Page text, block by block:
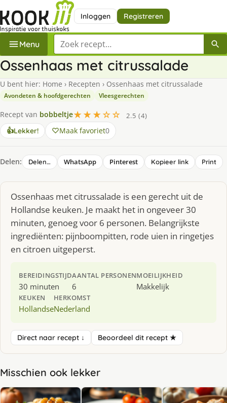
Inloggen Registreren
Menu Zoek een recept
Ossenhaas met citrussalade
U bent hier: Home › Recepten › Ossenhaas met citrussalade
Avondeten & hoofdgerechten Vleesgerechten
Recept van bobbeltje★★★☆☆
2.5 (4)
👍Lekker! Maak favoriet0
Delen: Delen… WhatsApp Pinterest Kopieer link Print
Ossenhaas met citrussalade is een gerecht uit de
Hollandse keuken. Je maakt het in ongeveer 30
minuten, genoeg voor 6 personen. Belangrijkste
ingrediënten: pijnboompitten, rode uien in ringetjes
en citroen uitgeperst.
BEREIDINGSTIJD
30 minuten
AANTAL PERSONEN
6
MOEILIJKHEID
Makkelijk
KEUKEN
Hollandse
HERKOMST
Nederland
Direct naar recept ↓ Beoordeel dit recept ★
Misschien ook lekker